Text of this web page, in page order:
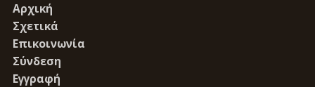
Αρχική
Σχετικά
Επικοινωνία
Σύνδεση
Εγγραφή